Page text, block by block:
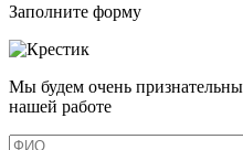
Заполните форму
Мы будем очень
нашей работе